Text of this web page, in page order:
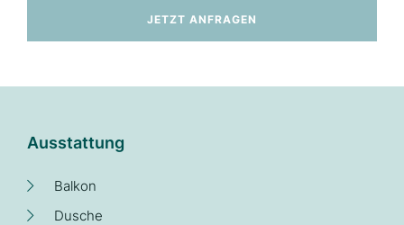
JETZT ANFRAGEN
Ausstattung
Balkon
Dusche